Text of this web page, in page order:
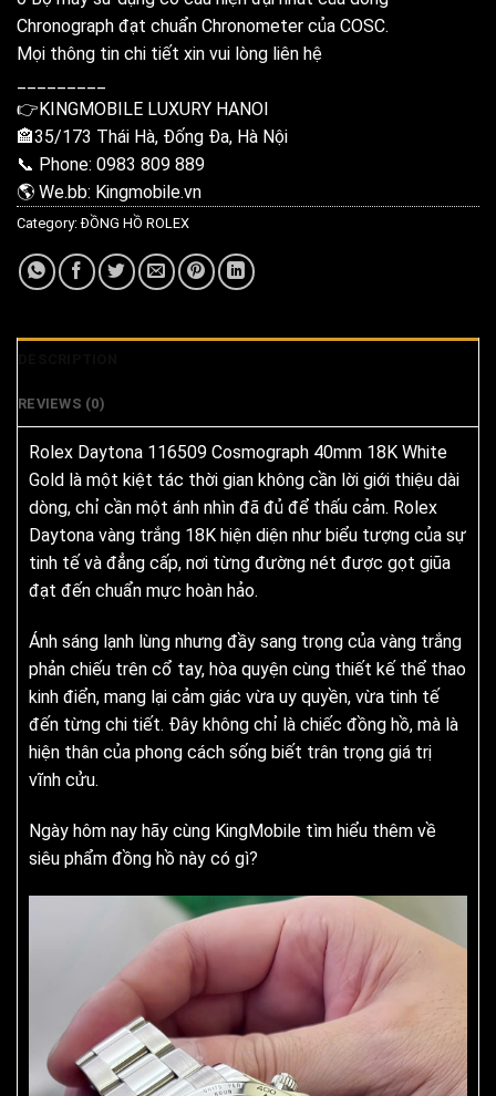
Chronograph đạt chuẩn Chronometer của COSC.
Mọi thông tin chi tiết xin vui lòng liên hệ
👉KINGMOBILE LUXURY HANOI
🏤35/173 Thái Hà, Đống Đa, Hà Nội
📞 Phone: 0983 809 889
🌎 We.bb: Kingmobile.vn
Category:ĐỒNG HỒ ROLEX
REVIEWS (0)
Rolex Daytona 116509 Cosmograph 40mm 18K White
Gold là một kiệt tác thời gian không cần lời giới thiệu dài
dòng, chỉ cần một ánh nhìn đã đủ để thấu cảm. Rolex
Daytona vàng trắng 18K hiện diện như biểu tượng của sự
tinh tế và đẳng cấp, nơi từng đường nét được gọt giũa
đạt đến chuẩn mực hoàn hảo.
Ánh sáng lạnh lùng nhưng đầy sang trọng của vàng trắng
phản chiếu trên cổ tay, hòa quyện cùng thiết kế thể thao
kinh điển, mang lại cảm giác vừa uy quyền, vừa tinh tế
đến từng chi tiết. Đây không chỉ là chiếc đồng hồ, mà là
hiện thân của phong cách sống biết trân trọng giá trị
vĩnh cửu.
Ngày hôm nay hãy cùng KingMobile tìm hiểu thêm về
siêu phẩm đồng hồ này có gì?